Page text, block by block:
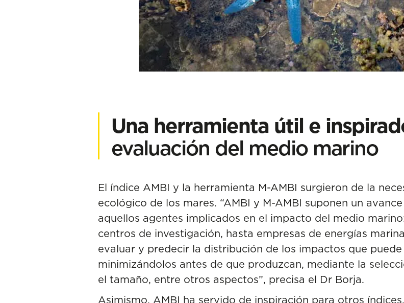
Una herramienta útil e
evaluación del medio marino
El índice AMBI y la herramienta M-AMBI surgieron de la
ecológico de los mares. “AMBI y M-AMBI suponen un
aquellos agentes implicados en el impacto del medio
centros de investigación, hasta empresas de energías
evaluar y predecir la distribución de los impactos que
minimizándolos antes de que produzcan, mediante la
el tamaño, entre otros aspectos”, precisa el Dr Borja.
Asimismo, AMBI ha servido de inspiración para otros